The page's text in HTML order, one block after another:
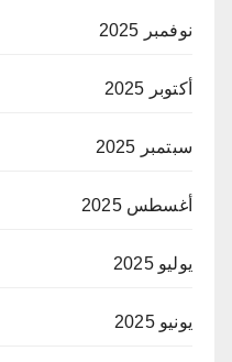
نوفمبر 2025
أكتوبر 2025
سبتمبر 2025
أغسطس 2025
يوليو 2025
يونيو 2025